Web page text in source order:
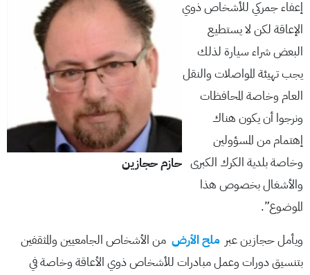
حازم حجازين
إعفاء جمركي للأشخاص ذوي
الإعاقة لكن لا يستطيع
البعض شراء سيارة لذلك
يجب تهيئة المواصلات والنقل
العام وخاصة المحافظات
ونرجوا أن يكون هناك
إهتمام من المسؤولين
وخاصة بلدية الكرك الكبرى
والأشغال بخصوص هذا
الموضوع”.
ويأمل حجازين عبر ملح الأرض من الأشخاص الجامعيين والمثقفين
بتنسيق دورات وعمل مبادرات للأشخاص ذوي الأعاقة وخاصة في